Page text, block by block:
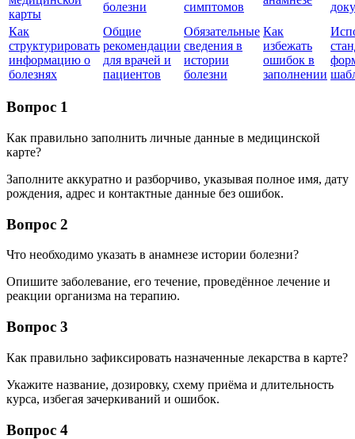
карты
болезни симптомов
Как
структурировать
информацию о
болезнях
Общие
рекомендации
для врачей и
пациентов
Обязательные
сведения в
истории
болезни
Как
избежать
ошибок в
заполнении
Вопрос 1
Как правильно заполнить личные данные в медицинской
карте?
Заполните аккуратно и разборчиво, указывая полное имя, дату
рождения, адрес и контактные данные без ошибок.
Вопрос 2
Что необходимо указать в анамнезе истории болезни?
Опишите заболевание, его течение, проведённое лечение и
реакции организма на терапию.
Вопрос 3
Как правильно зафиксировать назначенные лекарства в карте?
Укажите название, дозировку, схему приёма и длительность
курса, избегая зачеркиваний и ошибок.
Вопрос 4